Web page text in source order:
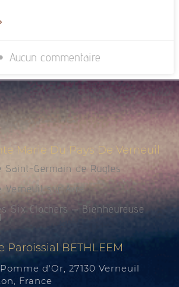
Aucun commentaire
Marie Du Pays De Verneuil
Saint-Germain de Rugles
Verneuil sur Avre
Six Clochers – Bienheureuse
Paroissial BETHLEEM
d'Or, 27130 Verneuil
France